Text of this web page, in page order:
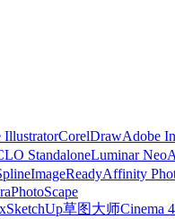
IllustratorCorelDrawAdobe
StandaloneLuminar Neo
ImageReadyAffinity
PhotoScape
SketchUp草图大师Cinema